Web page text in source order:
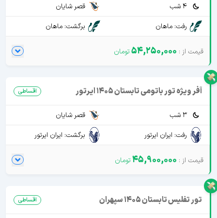
4 شب
قصر شایان
رفت: ماهان
برگشت: ماهان
54,250,000
آفر ویژه تور باتومی تابستان 1405 ایرتور اقساطی
3 شب
قصر شایان
رفت: ایران ایرتور
برگشت: ایران ایرتور
45,900,000
تور تفلیس تابستان 1405 سپهران اقساطی